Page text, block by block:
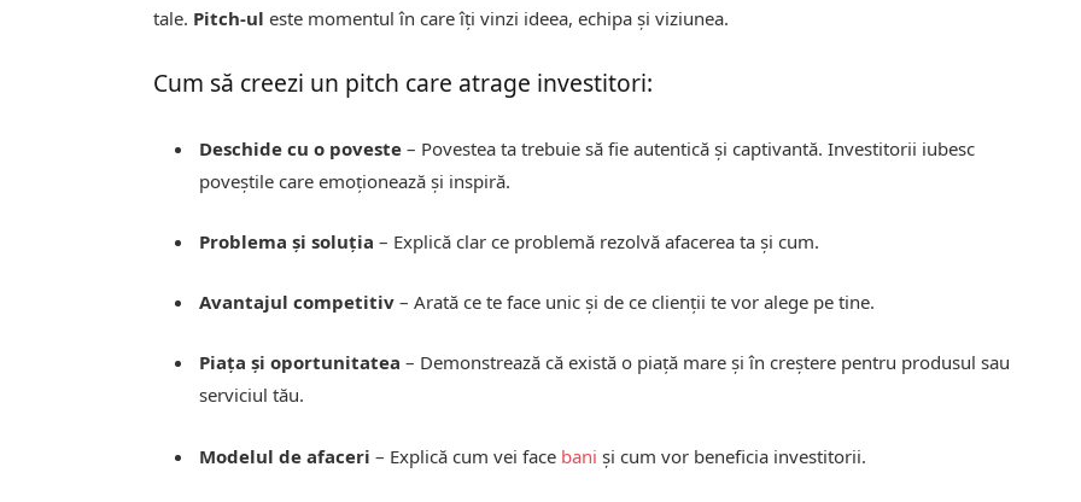
tale. Pitch-ul este momentul în care îți vinzi ideea, echipa și viziunea.
Cum să creezi un pitch care atrage investitori:
Deschide cu o poveste – Povestea ta trebuie să fie autentică și captivantă. Investitorii iubesc
poveștile care emoționează și inspiră.
Problema și soluția – Explică clar ce problemă rezolvă afacerea ta și cum.
Avantajul competitiv – Arată ce te face unic și de ce clienții te vor alege pe tine.
Piața și oportunitatea – Demonstrează că există o piață mare și în creștere pentru produsul sau
serviciul tău.
Modelul de afaceri – Explică cum vei face bani și cum vor beneficia investitorii.